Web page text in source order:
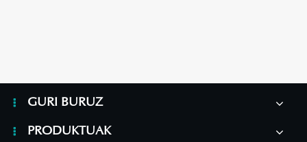
GURI BURUZ
PRODUKTUAK